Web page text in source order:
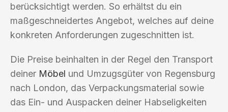
berücksichtigt werden. So erhältst du ein
maßgeschneidertes Angebot, welches auf deine
konkreten Anforderungen zugeschnitten ist.
Die Preise beinhalten in der Regel den Transport
deiner Möbel und Umzugsgüter von Regensburg
nach London, das Verpackungsmaterial sowie
das Ein- und Auspacken deiner Habseligkeiten